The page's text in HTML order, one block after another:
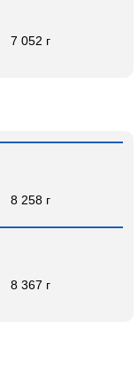
7 052 г
8 258 г
8 367 г